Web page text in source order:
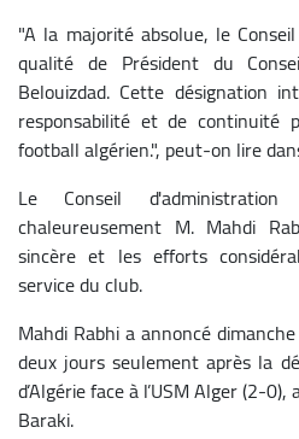
"A la majorité absolue, le
qualité de Président du
Belouizdad. Cette désignation
responsabilité et de continuité
football algérien.", peut-on lire
Le Conseil
chaleureusement M. Mahdi
sincère et les efforts
service du club.
Mahdi Rabhi a annoncé
deux jours seulement après la
d’Algérie face à l’USM Alger (2-
Baraki.